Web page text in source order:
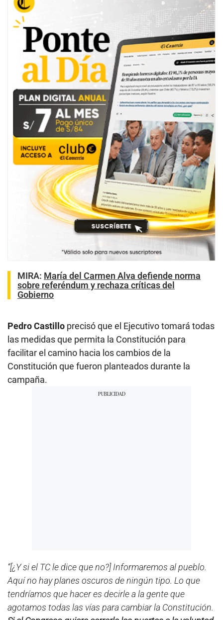
MIRA: María del Carmen Alva defiende norma
sobre referéndum y rechaza críticas del
Gobierno
Pedro Castillo precisó que el Ejecutivo tomará todas
las medidas que permita la Constitución para
facilitar el camino hacia los cambios de la
Constitución que fueron planteados durante la
campaña.
“[¿Y si el TC le dice que no?] Informaremos al pueblo.
Aquí no hay planes oscuros de ningún tipo. Lo que
tendríamos que hacer es decirle a la gente que
agotamos todas las vías para cambiar la Constitución.